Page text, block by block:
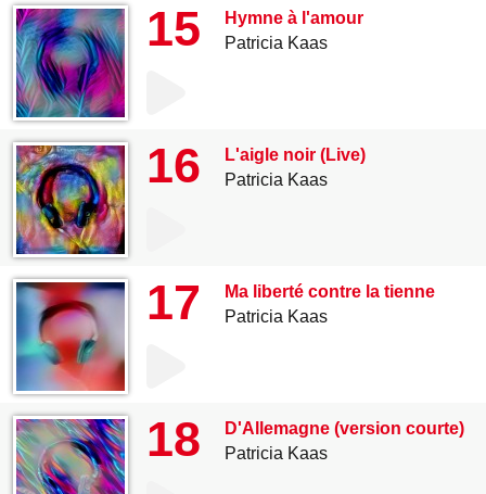
15
Hymne à l'amour
Patricia Kaas
16
L'aigle noir (Live)
Patricia Kaas
17
Ma liberté contre la tienne
Patricia Kaas
18
D'Allemagne (version courte)
Patricia Kaas